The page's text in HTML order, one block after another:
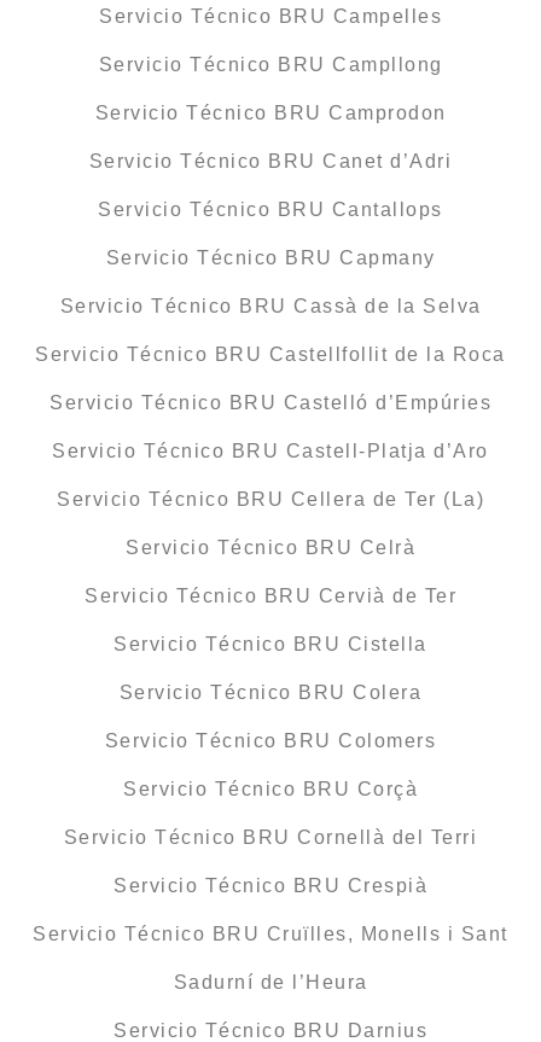
Servicio Técnico BRU Campelles
Servicio Técnico BRU Campllong
Servicio Técnico BRU Camprodon
Servicio Técnico BRU Canet d’Adri
Servicio Técnico BRU Cantallops
Servicio Técnico BRU Capmany
Servicio Técnico BRU Cassà de la Selva
Servicio Técnico BRU Castellfollit de la Roca
Servicio Técnico BRU Castelló d’Empúries
Servicio Técnico BRU Castell-Platja d’Aro
Servicio Técnico BRU Cellera de Ter (La)
Servicio Técnico BRU Celrà
Servicio Técnico BRU Cervià de Ter
Servicio Técnico BRU Cistella
Servicio Técnico BRU Colera
Servicio Técnico BRU Colomers
Servicio Técnico BRU Corçà
Servicio Técnico BRU Cornellà del Terri
Servicio Técnico BRU Crespià
Servicio Técnico BRU Cruïlles, Monells i Sant
Sadurní de l’Heura
Servicio Técnico BRU Darnius